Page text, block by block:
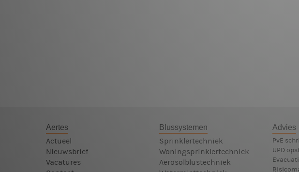
Aertes
Actueel
Nieuwsbrief
Vacatures
Blussystemen
Sprinklertechniek
Woningsprinklertechniek
Aerosolblustechniek
Advies
PvE
UPD